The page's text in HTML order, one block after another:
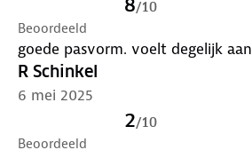
8/10
Beoordeeld
goede pasvorm. voelt degelijk aan
R Schinkel
6 mei 2025
2/10
Beoordeeld